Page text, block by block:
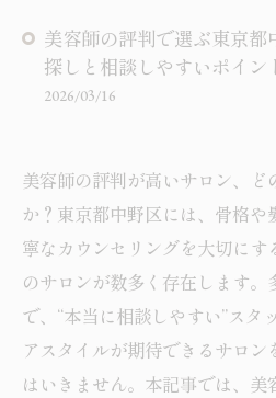
美容師の評判で選ぶ東京都
探しと相談しやすいポイン
2026/03/16
美容師の評判が高いサロン、ど
か？東京都中野区には、骨格
寧なカウンセリングを大切に
のサロンが数多く存在します
で、“本当に相談しやすい”スタ
アスタイルが期待できるサロ
はいきません。本記事では、